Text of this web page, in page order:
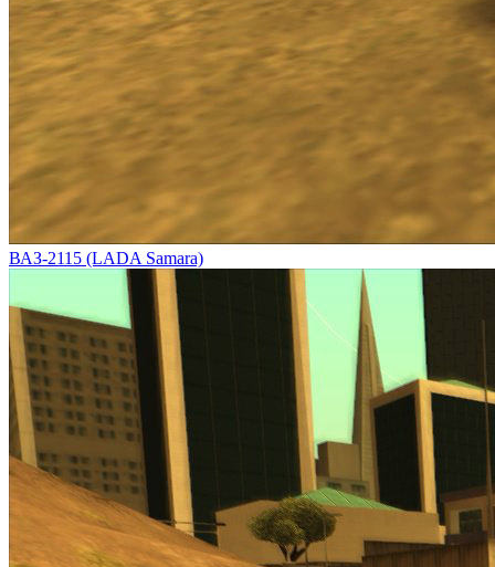
ВАЗ-2115 (LADA Samara)